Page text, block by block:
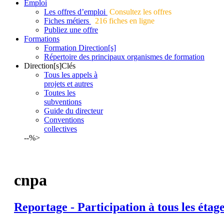
Emploi
Les offres d’emploi Consultez les offres
Fiches métiers
216 fiches en ligne
Publiez une offre
Formations
Formation Direction[s]
Répertoire des principaux organismes de formation
Direction[s]Clés
Tous les appels à
projets et autres
Toutes les
subventions
Guide du directeur
Conventions
collectives
--%>
cnpa
Reportage - Participation à tous les